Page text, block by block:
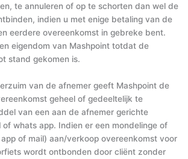
te annuleren of op te schorten dan wel de
indien u met enige betaling van de
eerdere overeenkomst in gebreke bent.
eigendom van Mashpoint totdat de
stand gekomen is.
van de afnemer geeft Mashpoint de
geheel of gedeeltelijk te
van een aan de afnemer gerichte
of whats app. Indien er een mondelinge of
of mail) aan/verkoop overeenkomst voor
wordt ontbonden door cliënt zonder